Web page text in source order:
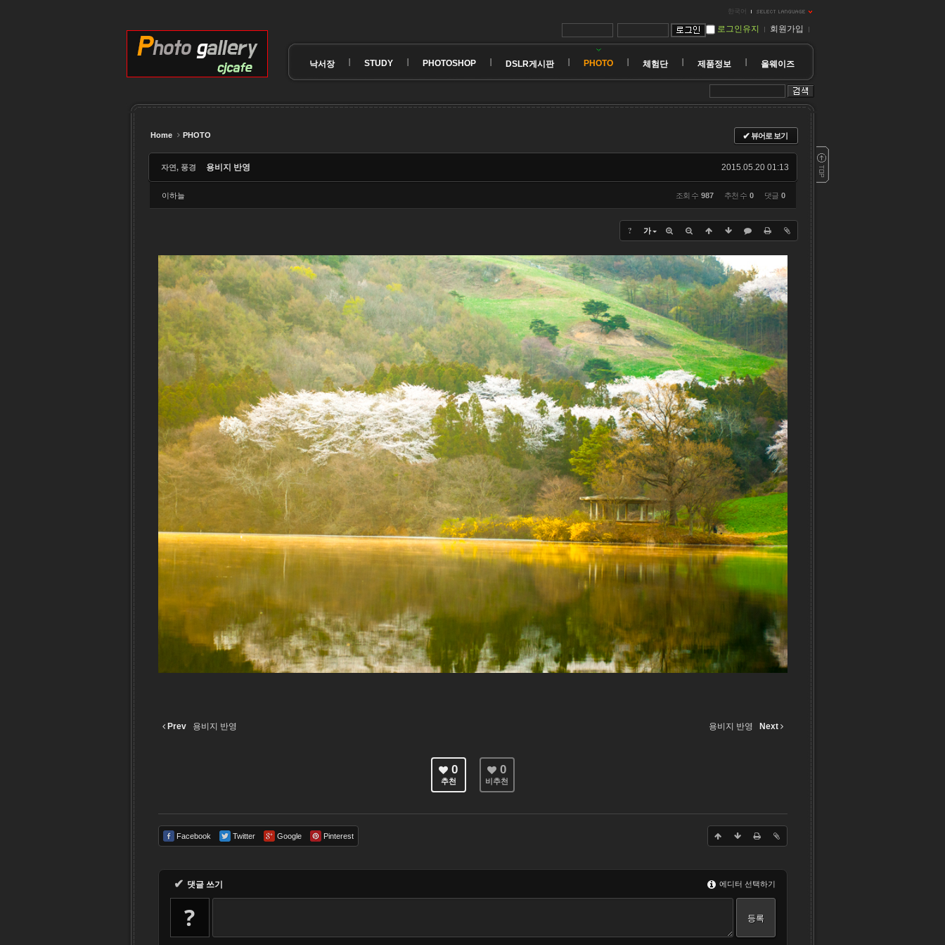
한국어
로그인유지 회원가입
낙서장 STUDY PHOTOSHOP DSLR게시판 PHOTO 체험단 제품정보 올웨이즈
Home PHOTO ✔ 뷰어로 보기
자연, 풍경 2015.05.20 01:13
용비지 반영
이하늘 조회 수 987 추천 수 0 댓글 0
? 가
Prev 용비지 반영 용비지 반영 Next
0
추천
0
비추천
Facebook Twitter Google Pinterest
✔ 댓글 쓰기 에디터 선택하기
?
Sketchbook5, 스케치북5
Sketchbook5, 스케치북5
Sketchbook5, 스케치북5
Sketchbook5, 스케치북5